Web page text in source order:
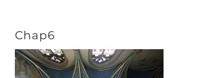
contenu
DÉCOUVRIR
Chap6